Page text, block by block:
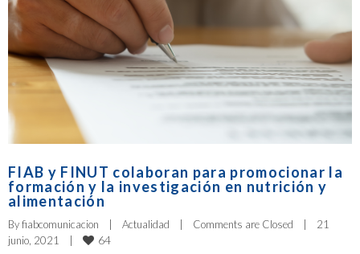
FIAB y FINUT colaboran para promocionar la
formación y la investigación en nutrición y
alimentación
By fiabcomunicacion Actualidad Comments are Closed
21
junio, 2021
64